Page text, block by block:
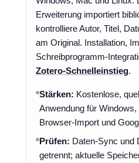
Erweiterung importiert
kontrolliere Autor, Titel,
am Original. Installation,
Schreibprogramm-
Zotero-Schnelleinstieg.
Stärken: Kostenlose,
Anwendung für
Browser-Import und
Prüfen: Daten-Sync und
getrennt; aktuelle